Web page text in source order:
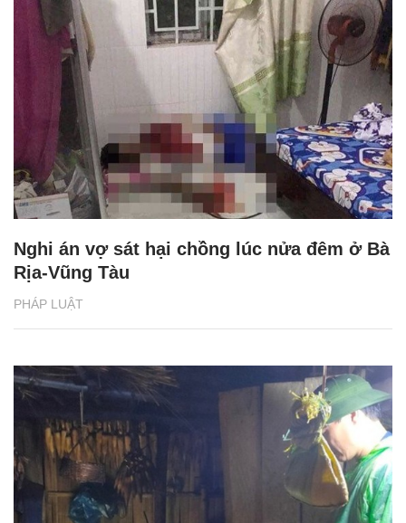
PHÁP LUẬT
Nghi án vợ sát hại chồng lúc nửa đêm ở Bà
Rịa-Vũng Tàu